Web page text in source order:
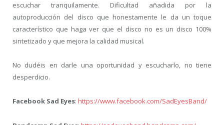
escuchar tranquilamente. Dificultad añadida por la
autoproducción del disco que honestamente le da un toque
característico que haga ver que el disco no es un disco 100%
sintetizado y que mejora la calidad musical.
No dudéis en darle una oportunidad y escucharlo, no tiene
desperdicio.
Facebook Sad Eyes: https://www.facebook.com/SadEyesBand/